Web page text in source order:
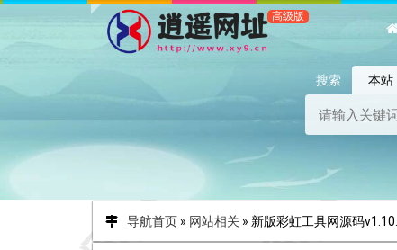
搜索 本站
导航首页» 网站相关» 新版彩虹工具网源码